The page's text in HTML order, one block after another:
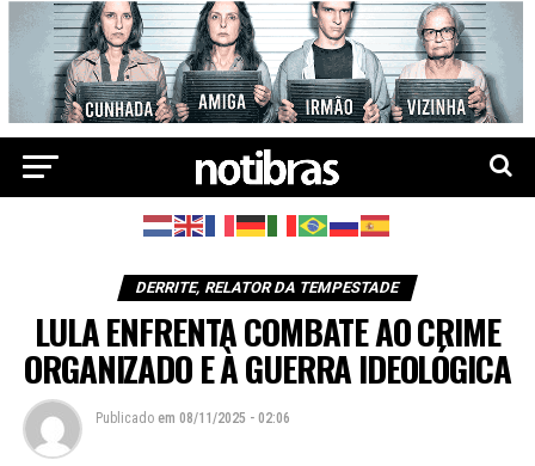
DERRITE, RELATOR DA TEMPESTADE
LULA ENFRENTA COMBATE AO CRIME
ORGANIZADO E À GUERRA IDEOLÓGICA
Publicado em 08/11/2025 - 02:06